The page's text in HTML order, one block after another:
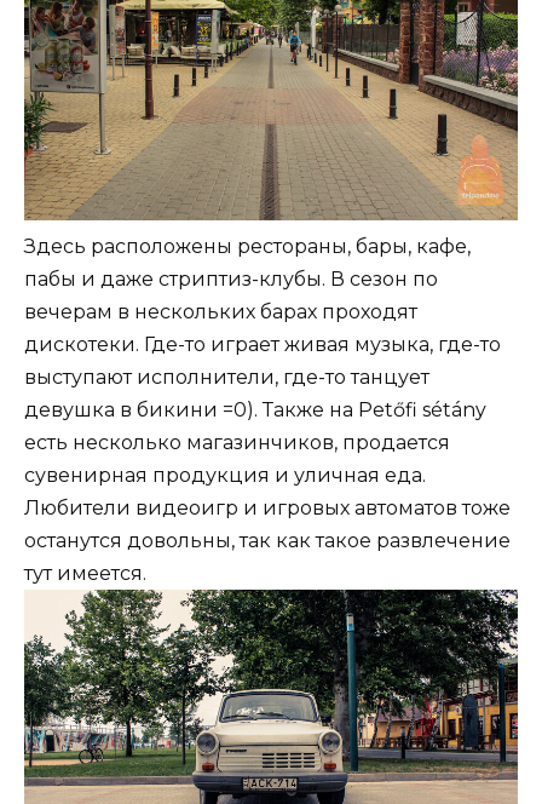
Здесь расположены рестораны, бары, кафе,
пабы и даже стриптиз-клубы. В сезон по
вечерам в нескольких барах проходят
дискотеки. Где-то играет живая музыка, где-то
выступают исполнители, где-то танцует
девушка в бикини =0). Также на Petőfi sétány
есть несколько магазинчиков, продается
сувенирная продукция и уличная еда.
Любители видеоигр и игровых автоматов тоже
останутся довольны, так как такое развлечение
тут имеется.